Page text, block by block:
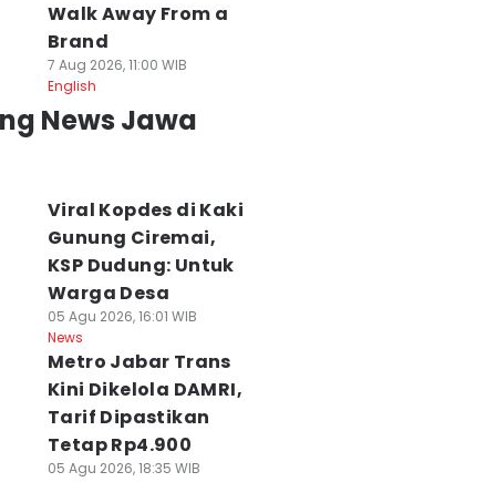
Walk Away From a
Brand
7 Aug 2026, 11:00 WIB
English
News Jawa
Viral Kopdes di Kaki
Gunung Ciremai,
KSP Dudung: Untuk
Warga Desa
05 Agu 2026, 16:01 WIB
News
Metro Jabar Trans
Kini Dikelola DAMRI,
Tarif Dipastikan
Tetap Rp4.900
05 Agu 2026, 18:35 WIB